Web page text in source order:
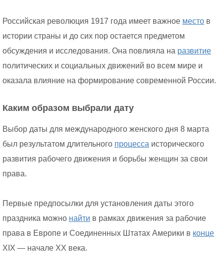
Российская революция 1917 года имеет важное место в
истории страны и до сих пор остается предметом
обсуждения и исследования. Она повлияла на развитие
политических и социальных движений во всем мире и
оказала влияние на формирование современной России.
Каким образом выбрали дату
Выбор даты для международного женского дня 8 марта
был результатом длительного процесса исторического
развития рабочего движения и борьбы женщин за свои
права.
Первые предпосылки для установления даты этого
праздника можно найти в рамках движения за рабочие
права в Европе и Соединенных Штатах Америки в конце
XIX — начале XX века.